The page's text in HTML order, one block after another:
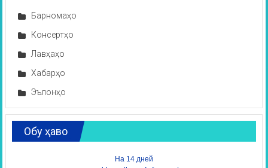
Барномаҳо
Консертҳо
Лавҳаҳо
Хабарҳо
Эълонҳо
Обу ҳаво
На 14 дней